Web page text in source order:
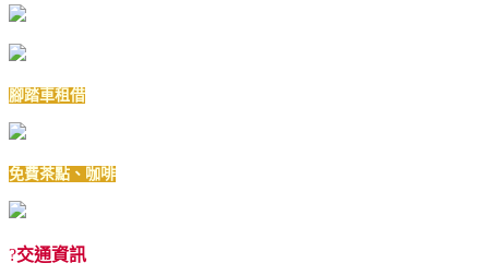
腳踏車租借
免費茶點、 咖啡
?交通資訊